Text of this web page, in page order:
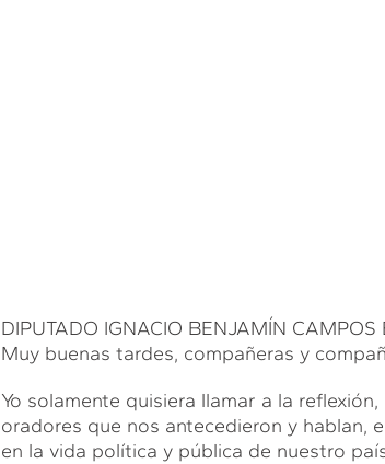
DIPUTADO IGNACIO BENJAMÍN
Muy buenas tardes, compañeras y
Yo solamente quisiera llamar a la
oradores que nos antecedieron y hablan,
en la vida política y pública de nuestro